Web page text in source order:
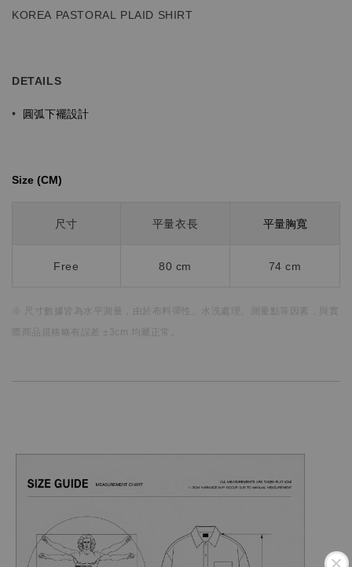
KOREA PASTORAL PLAID SHIRT
DETAILS
• 圓弧下襬設計
Size (CM)⁡⁡
尺寸 平量衣長 平量胸寬
Free 80 cm 74 cm
※ 尺寸數據皆為水平測量， 由於布料彈性、水洗處理、測量點等因素，
際商品規格略有誤差 ±3cm 均屬正常。